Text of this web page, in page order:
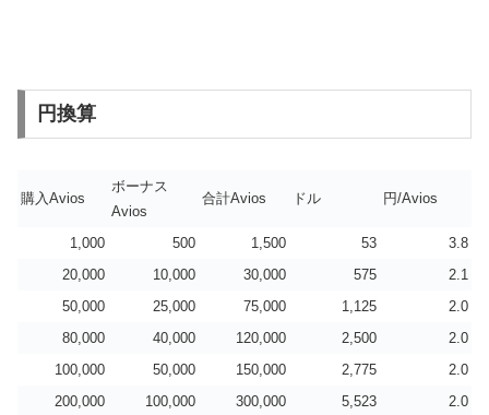
円換算
購入Avios
ボーナス
Avios
合計Avios ドル 円/Avios
1,000 500 1,500 53
3.8
20,000
10,000 30,000 575
2.1
50,000
25,000 75,000 1,125
2.0
80,000
40,000 120,000 2,500
2.0
100,000
50,000 150,000 2,775
2.0
200,000
100,000 300,000 5,523 2.0